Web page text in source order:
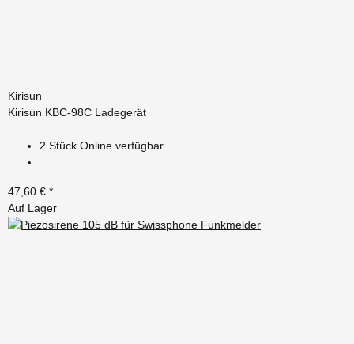
Kirisun
Kirisun KBC-98C Ladegerät
2 Stück Online verfügbar
47,60 € *
Auf Lager